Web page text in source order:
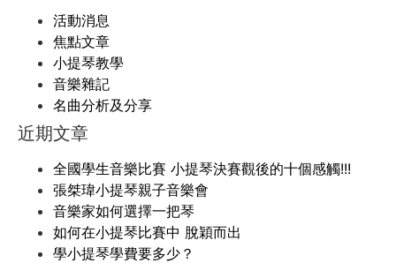
活動消息
焦點文章
小提琴教學
音樂雜記
名曲分析及分享
近期文章
全國學生音樂比賽 小提琴決賽觀後的十個感觸!!!
張桀瑋小提琴親子音樂會
音樂家如何選擇一把琴
如何在小提琴比賽中 脫穎而出
學小提琴學費要多少？